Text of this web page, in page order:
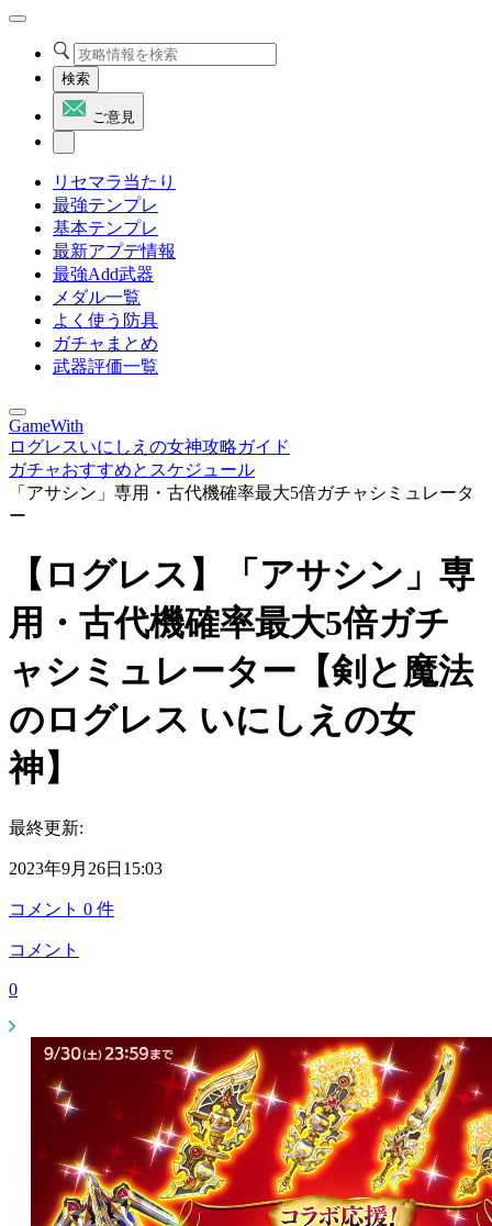
検索
ご意見
リセマラ当たり
最強テンプレ
基本テンプレ
最新アプデ情報
最強Add武器
メダル一覧
よく使う防具
ガチャまとめ
武器評価一覧
GameWith
ログレスいにしえの女神攻略ガイド
ガチャおすすめとスケジュール
「アサシン」専用・古代機確率最大5倍ガチャシミュレータ
ー
【ログレス】「アサシン」専
用・古代機確率最大5倍ガチ
ャシミュレーター【剣と魔法
のログレス いにしえの女
神】
最終更新:
2023年9月26日15:03
コメント 0 件
コメント
0